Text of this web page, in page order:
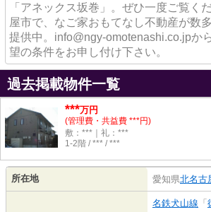
「アネックス坂巻」。ぜひ一度ご覧く
屋市で、なご家おもてなし不動産が数
提供中。info@ngy-omotenashi.co.jpか
望の条件をお申し付け下さい。
過去掲載物件一覧
***万円
(管理費・共益費 ***円)
敷：***｜礼：***
1-2階 / *** / ***
所在地 愛知県北名古
名鉄犬山線 「